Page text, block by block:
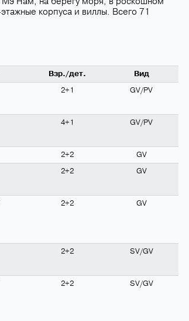
корпуса и виллы. Всего 71
Взр./дет.
Вид
2+1 GV/PV
4+1 GV/PV
2+2
GV
2+2 GV
2+2 GV
2+2 SV/GV
2+2 SV/GV